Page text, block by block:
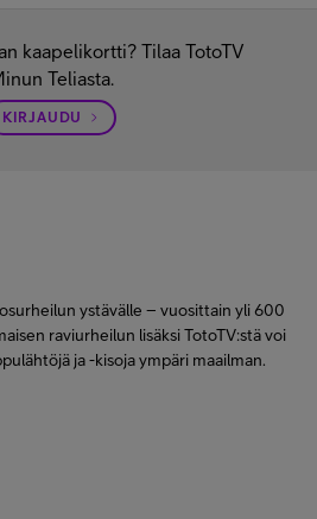
kaapelikortti? Tilaa TotoTV
Teliasta.
KIRJAUDU
ystävälle – vuosittain yli 600
raviurheilun lisäksi TotoTV:stä voi
ja -kisoja ympäri maailman.